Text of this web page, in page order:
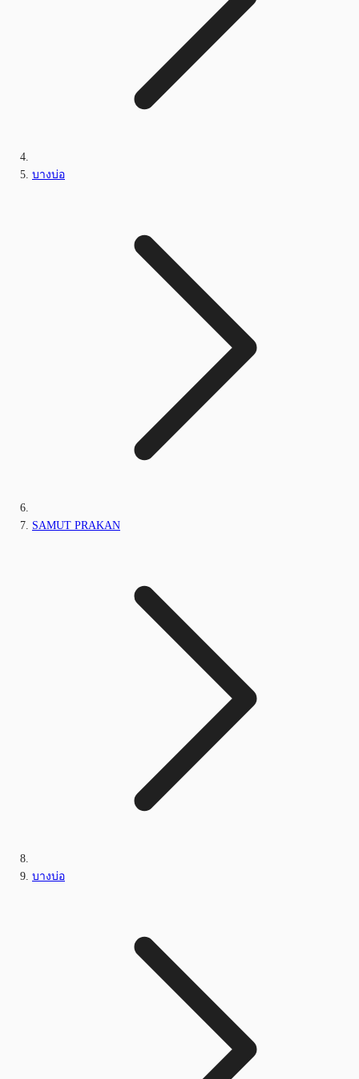
บางบ่อ
SAMUT PRAKAN
บางบ่อ